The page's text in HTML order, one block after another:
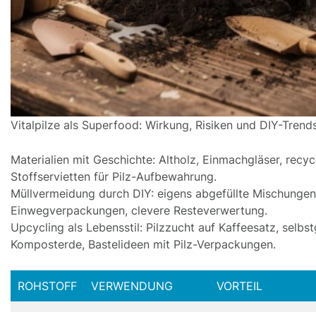
Vitalpilze als Superfood: Wirkung, Risiken und DIY-
Materialien mit Geschichte: Altholz, Einmachgläser,
Stoffservietten für Pilz-Aufbewahrung.
Müllvermeidung durch DIY: eigens abgefüllte
Einwegverpackungen, clevere Resteverwertung.
Upcycling als Lebensstil: Pilzzucht auf Kaffeesatz,
Komposterde, Bastelideen mit Pilz-Verpackungen.
ROHSTOFF VERWENDUNG VORTEIL